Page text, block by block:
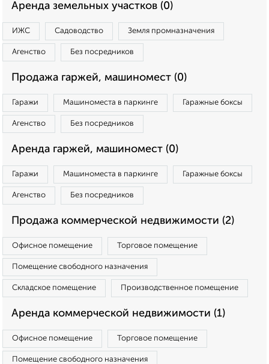
Аренда земельных участков (0)
ИЖС Садоводство Земля промназначения
Агенство Без посредников
Продажа гаржей, машиномест (0)
Гаражи Машиноместа в паркинге Гаражные боксы
Агенство Без посредников
Аренда гаржей, машиномест (0)
Гаражи Машиноместа в паркинге Гаражные боксы
Агенство Без посредников
Продажа коммерческой недвижимости (2)
Офисное помещение Торговое помещение
Помещение свободного назначения
Складское помещение Производственное помещение
Аренда коммерческой недвижимости (1)
Офисное помещение Торговое помещение
Помещение свободного назначения